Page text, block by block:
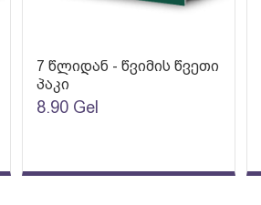
7 წლიდან - წვიმის წვეთი
პაკი
8.90 Gel